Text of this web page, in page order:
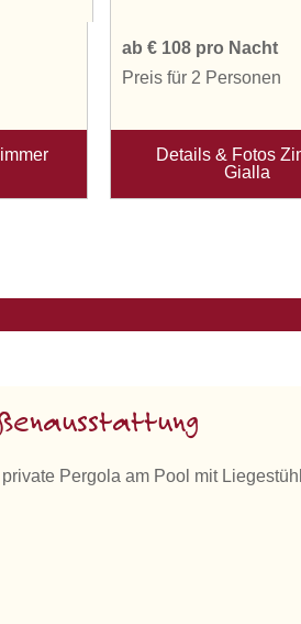
ab € 108 pro Nacht
Preis für 2 Personen
Details & Fotos
Gialla
private Pergola am Pool mit